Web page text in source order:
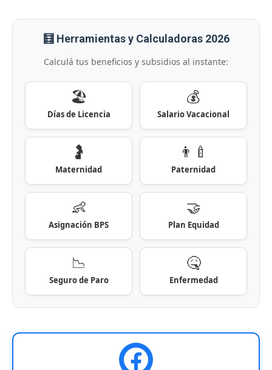
🧮 Herramientas y Calculadoras 2026
Calculá tus beneficios y subsidios al instante:
🏖️
Días de Licencia
💰
Salario Vacacional
🤰
Maternidad
👨‍🍼
Paternidad
👶
Asignación BPS
🤝
Plan Equidad
📉
Seguro de Paro
🤒
Enfermedad